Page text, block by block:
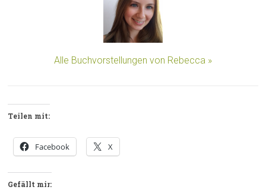
Alle Buchvorstellungen von Rebecca »
Teilen mit:
Facebook X
Gefällt mir: